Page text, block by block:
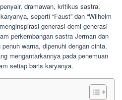
dramawan, kritikus sastra,
seperti “Faust” dan “Wilhelm
generasi demi generasi
perkembangan sastra Jerman dan
warna, dipenuhi dengan cinta,
mengantarkannya pada penemuan
setiap baris karyanya.